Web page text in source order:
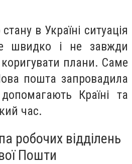
в Україні ситуація
швидко і не завжди
плани. Саме
пошта запровадила
Країні та
час.
робочих відділень
Пошти